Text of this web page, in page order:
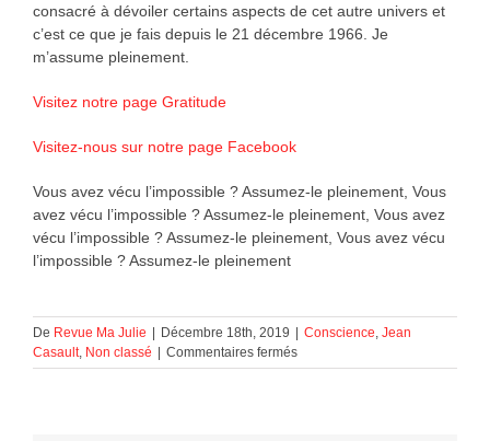
consacré à dévoiler certains aspects de cet autre univers et
c’est ce que je fais depuis le 21 décembre 1966. Je
m’assume pleinement.
Visitez notre page Gratitude
Visitez-nous sur notre page Facebook
Vous avez vécu l’impossible ? Assumez-le pleinement, Vous
avez vécu l’impossible ? Assumez-le pleinement, Vous avez
vécu l’impossible ? Assumez-le pleinement, Vous avez vécu
l’impossible ? Assumez-le pleinement
De Revue Ma Julie | Décembre 18th, 2019 | Conscience, Jean
Casault, Non classé | Commentaires ferméssur
Vous